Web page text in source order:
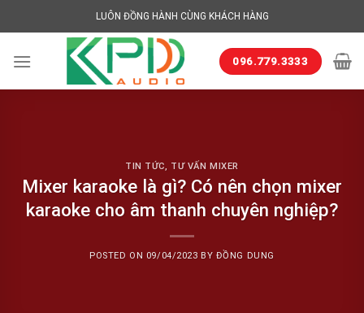
to
LUÔN ĐỒNG HÀNH CÙNG KHÁCH HÀNG
096.779.3333
TIN TỨC, TƯ VẤN MIXER
Mixer karaoke là gì? Có nên chọn mixer
karaoke cho âm thanh chuyên nghiệp?
POSTED ON 09/04/2023 BY ĐỒNG DUNG